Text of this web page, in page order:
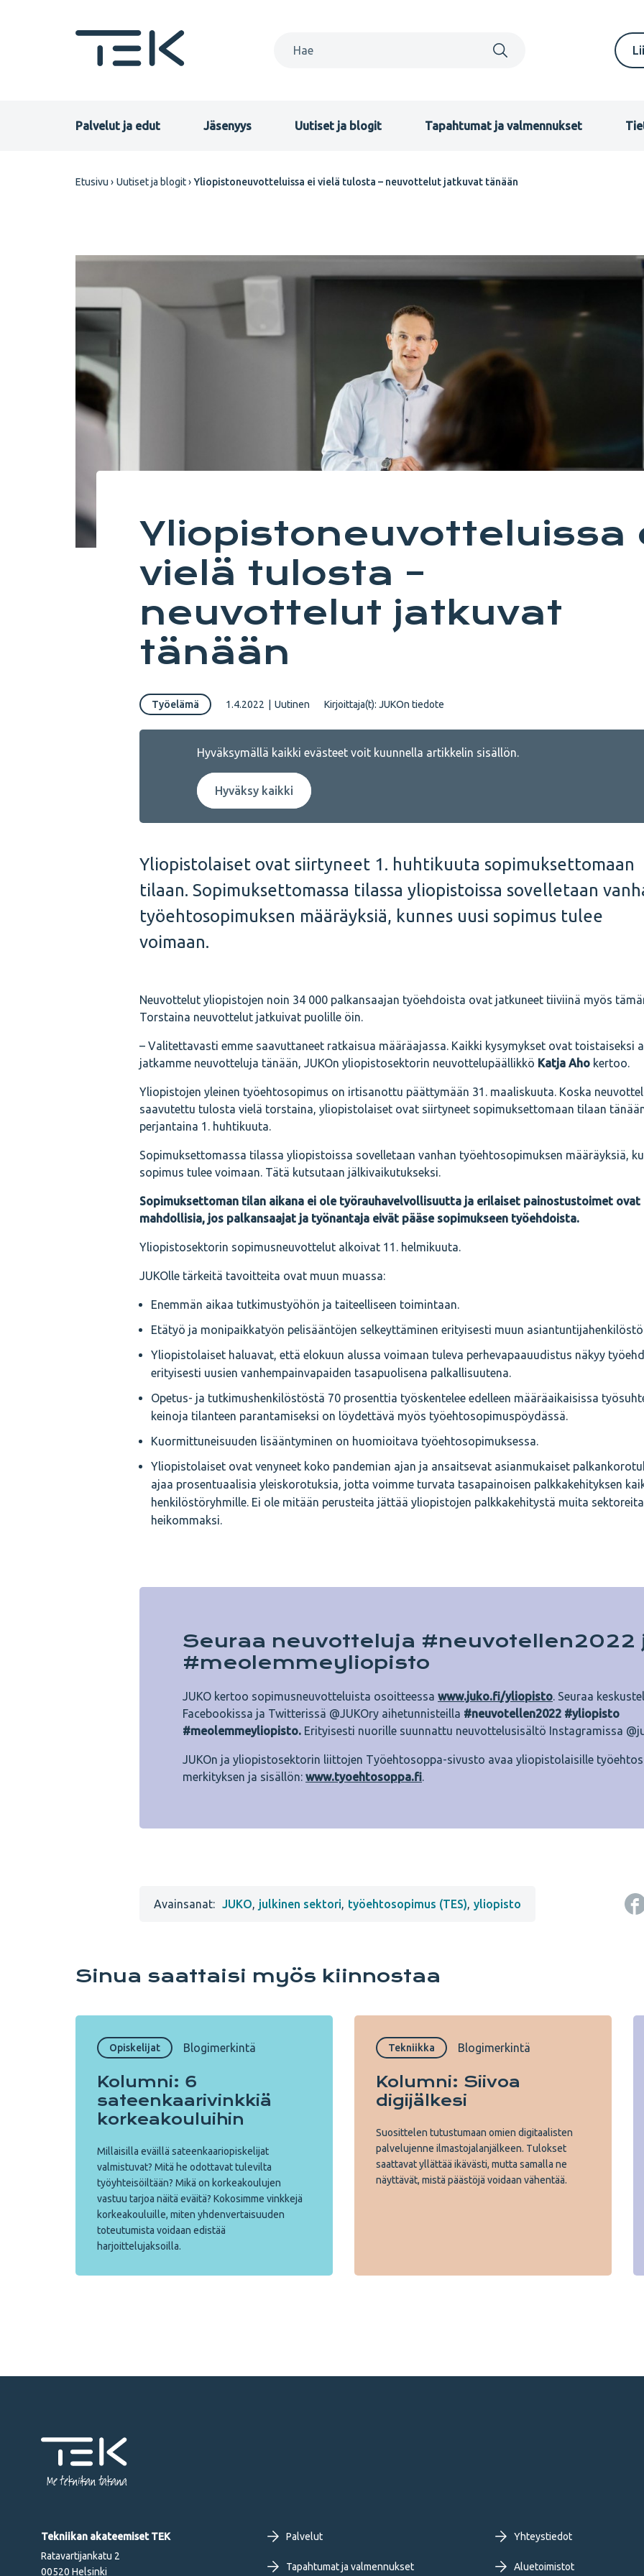
FI
Primary
Palvelut ja edut Jäsenyys Uutiset ja blogit Tapahtumat ja valmennukset
Etusivu Uutiset ja blogit Yliopistoneuvotteluissa ei vielä tulosta – neuvottelut jatkuvat tänään
Yliopistoneuvotteluissa
vielä tulosta –
neuvottelut jatkuvat
tänään
Työelämä 1.4.2022 Uutinen Kirjoittaja(t): JUKOn tiedote
Hyväksymällä kaikki evästeet voit kuunnella artikkelin sisällön.
Hyväksy kaikki
Yliopistolaiset ovat siirtyneet 1. huhtikuuta sopimuksettomaan
tilaan. Sopimuksettomassa tilassa yliopistoissa sovelletaan
työehtosopimuksen määräyksiä, kunnes uusi sopimus tulee
voimaan.
Neuvottelut yliopistojen noin 34 000 palkansaajan työehdoista ovat jatkuneet tiiviinä myös
Torstaina neuvottelut jatkuivat puolille öin.
– Valitettavasti emme saavuttaneet ratkaisua määräajassa. Kaikki kysymykset ovat toistaiseksi
jatkamme neuvotteluja tänään, JUKOn yliopistosektorin neuvottelupäällikkö Katja Aho kertoo.
Yliopistojen yleinen työehtosopimus on irtisanottu päättymään 31. maaliskuuta. Koska
saavutettu tulosta vielä torstaina, yliopistolaiset ovat siirtyneet sopimuksettomaan tilaan
perjantaina 1. huhtikuuta.
Sopimuksettomassa tilassa yliopistoissa sovelletaan vanhan työehtosopimuksen määräyksiä,
sopimus tulee voimaan. Tätä kutsutaan jälkivaikutukseksi.
Sopimuksettoman tilan aikana ei ole työrauhavelvollisuutta ja erilaiset painostustoimet ovat
mahdollisia, jos palkansaajat ja työnantaja eivät pääse sopimukseen työehdoista.
Yliopistosektorin sopimusneuvottelut alkoivat 11. helmikuuta.
JUKOlle tärkeitä tavoitteita ovat muun muassa:
Enemmän aikaa tutkimustyöhön ja taiteelliseen toimintaan.
Etätyö ja monipaikkatyön pelisääntöjen selkeyttäminen erityisesti muun
Yliopistolaiset haluavat, että elokuun alussa voimaan tuleva perhevapaauudistus näkyy
erityisesti uusien vanhempainvapaiden tasapuolisena palkallisuutena.
Opetus- ja tutkimushenkilöstöstä 70 prosenttia työskentelee edelleen määräaikaisissa
keinoja tilanteen parantamiseksi on löydettävä myös työehtosopimuspöydässä.
Kuormittuneisuuden lisääntyminen on huomioitava työehtosopimuksessa.
Yliopistolaiset ovat venyneet koko pandemian ajan ja ansaitsevat asianmukaiset
ajaa prosentuaalisia yleiskorotuksia, jotta voimme turvata tasapainoisen palkkakehityksen
henkilöstöryhmille. Ei ole mitään perusteita jättää yliopistojen palkkakehitystä muita sektoreita
heikommaksi.
Seuraa neuvotteluja #neuvotellen2022
#meolemmeyliopisto
JUKO kertoo sopimusneuvotteluista osoitteessa www.juko.fi/yliopisto. Seuraa
Facebookissa ja Twitterissä @JUKOry aihetunnisteilla #neuvotellen2022 #yliopisto
#meolemmeyliopisto. Erityisesti nuorille suunnattu neuvottelusisältö Instagramissa
JUKOn ja yliopistosektorin liittojen Työehtosoppa-sivusto avaa yliopistolaisille
merkityksen ja sisällön: www.tyoehtosoppa.fi.
Avainsanat: JUKO, julkinen sektori, työehtosopimus (TES), yliopisto
Sinua saattaisi myös kiinnostaa
Opiskelijat Blogimerkintä
Kolumni: 6
sateenkaarivinkkiä
korkeakouluihin
Millaisilla eväillä sateenkaariopiskelijat
valmistuvat? Mitä he odottavat tulevilta
työyhteisöiltään? Mikä on korkeakoulujen
vastuu tarjoa näitä eväitä? Kokosimme vinkkejä
korkeakouluille, miten yhdenvertaisuuden
toteutumista voidaan edistää
harjoittelujaksoilla.
Tekniikka Blogimerkintä
Kolumni: Siivoa
digijälkesi
Suosittelen tutustumaan omien digitaalisten
palvelujenne ilmastojalanjälkeen. Tulokset
saattavat yllättää ikävästi, mutta samalla ne
näyttävät, mistä päästöjä voidaan vähentää.
Me tekniikan takana
Tekniikan akateemiset TEK
Ratavartijankatu 2
00520 Helsinki
Footer
Palvelut
Tapahtumat ja valmennukset
Yhteystiedot
Aluetoimistot